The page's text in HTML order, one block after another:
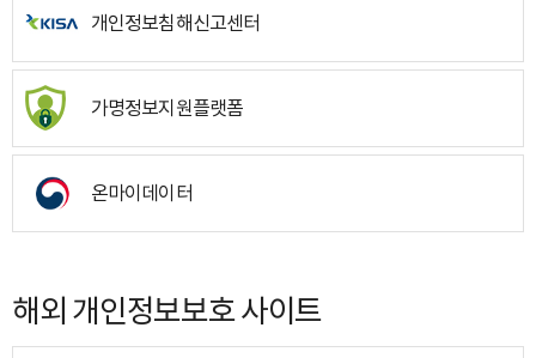
개인정보침해신고센터
가명정보지원플랫폼
온마이데이터
해외 개인정보보호 사이트